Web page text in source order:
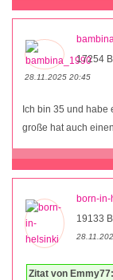
17254
28.11.2025 20:45
Ich bin 35 und habe
große hat auch
born-
19133
Zitat von Emmy77: